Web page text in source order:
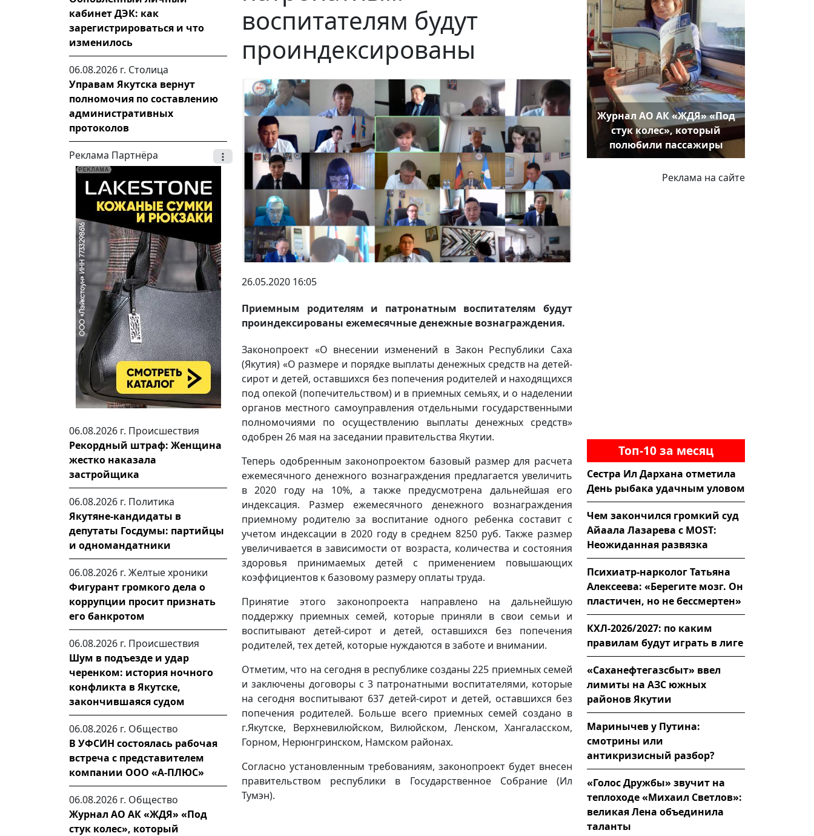
кабинет ДЭК: как
зарегистрироваться и что
изменилось
06.08.2026 г. Столица
Управам Якутска вернут
полномочия по составлению
административных
протоколов
Реклама Партнёра
06.08.2026 г. Происшествия
Рекордный штраф: Женщина
жестко наказала
застройщика
06.08.2026 г. Политика
Якутяне-кандидаты в
депутаты Госдумы: партийцы
и одномандатники
06.08.2026 г. Желтые хроники
Фигурант громкого дела о
коррупции просит признать
его банкротом
06.08.2026 г. Происшествия
Шум в подъезде и удар
черенком: история ночного
конфликта в Якутске,
закончившаяся судом
06.08.2026 г. Общество
В УФСИН состоялась рабочая
встреча с представителем
компании ООО «А-ПЛЮС»
06.08.2026 г. Общество
Журнал АО АК «ЖДЯ» «Под
стук колес», который
воспитателям будут
проиндексированы
26.05.2020 16:05
Приемным родителям и патронатным воспитателям будут
проиндексированы ежемесячные денежные вознаграждения.
Законопроект «О внесении изменений в Закон Республики Саха
(Якутия) «О размере и порядке выплаты денежных средств на детей-
сирот и детей, оставшихся без попечения родителей и находящихся
под опекой (попечительством) и в приемных семьях, и о наделении
органов местного самоуправления отдельными государственными
полномочиями по осуществлению выплаты денежных средств»
одобрен 26 мая на заседании правительства Якутии.
Теперь одобренным законопроектом базовый размер для расчета
ежемесячного денежного вознаграждения предлагается увеличить
в 2020 году на 10%, а также предусмотрена дальнейшая его
индексация. Размер ежемесячного денежного вознаграждения
приемному родителю за воспитание одного ребенка составит с
учетом индексации в 2020 году в среднем 8250 руб. Также размер
увеличивается в зависимости от возраста, количества и состояния
здоровья принимаемых детей с применением повышающих
коэффициентов к базовому размеру оплаты труда.
Принятие этого законопроекта направлено на дальнейшую
поддержку приемных семей, которые приняли в свои семьи и
воспитывают детей-сирот и детей, оставшихся без попечения
родителей, тех детей, которые нуждаются в заботе и внимании.
Отметим, что на сегодня в республике созданы 225 приемных семей
и заключены договоры с 3 патронатными воспитателями, которые
на сегодня воспитывают 637 детей-сирот и детей, оставшихся без
попечения родителей. Больше всего приемных семей создано в
г.Якутске, Верхневилюйском, Вилюйском, Ленском, Хангаласском,
Горном, Нерюнгринском, Намском районах.
Согласно установленным требованиям, законопроект будет внесен
правительством республики в Государственное Собрание (Ил
Тумэн).
Журнал АО АК «ЖДЯ» «Под
стук колес», который
полюбили пассажиры
Реклама на сайте
Топ-10 за месяц
Сестра Ил Дархана отметила
День рыбака удачным уловом
Чем закончился громкий суд
Айаала Лазарева с MOST:
Неожиданная развязка
Психиатр-нарколог Татьяна
Алексеева: «Берегите мозг. Он
пластичен, но не бессмертен»
КХЛ-2026/2027: по каким
правилам будут играть в лиге
«Саханефтегазсбыт» ввел
лимиты на АЗС южных
районов Якутии
Маринычев у Путина:
смотрины или
антикризисный разбор?
«Голос Дружбы» звучит на
теплоходе «Михаил Светлов»:
великая Лена объединила
таланты